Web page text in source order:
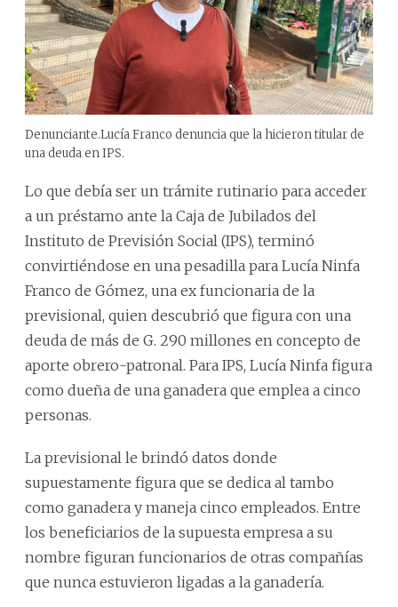
Denunciante.Lucía Franco denuncia que la hicieron titular de
una deuda en IPS.
Lo que debía ser un trámite rutinario para acceder
a un préstamo ante la Caja de Jubilados del
Instituto de Previsión Social (IPS), terminó
convirtiéndose en una pesadilla para Lucía Ninfa
Franco de Gómez, una ex funcionaria de la
previsional, quien descubrió que figura con una
deuda de más de G. 290 millones en concepto de
aporte obrero-patronal. Para IPS, Lucía Ninfa figura
como dueña de una ganadera que emplea a cinco
personas.
La previsional le brindó datos donde
supuestamente figura que se dedica al tambo
como ganadera y maneja cinco empleados. Entre
los beneficiarios de la supuesta empresa a su
nombre figuran funcionarios de otras compañías
que nunca estuvieron ligadas a la ganadería.